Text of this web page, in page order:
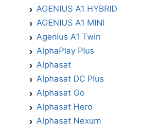
AGENIUS A1 HYBRID
AGENIUS A1 MINI
Agenius A1 Twin
AlphaPlay Plus
Alphasat
Alphasat DC Plus
Alphasat Go
Alphasat Hero
Alphasat Nexum